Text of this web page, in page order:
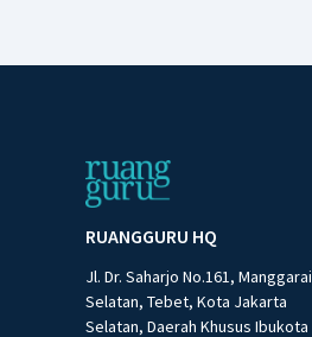
RUANGGURU HQ
Jl. Dr. Saharjo No.161, Manggarai
Selatan, Tebet, Kota Jakarta
Selatan, Daerah Khusus Ibukota